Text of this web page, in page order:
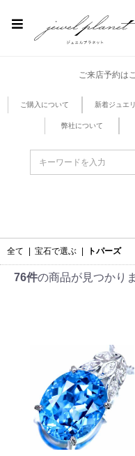
ご来店予約は
ご購入について 新着ジュエ
弊社について
全て 宝石で選ぶ トパーズ
76件の商品が見つかり